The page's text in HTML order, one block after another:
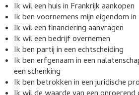
Ik wil een huis in Frankrijk aankopen
Ik ben voornemens mijn eigendom
Ik wil een financiering aanvragen
Ik wil een bedrijf overnemen
Ik ben partij in een echtscheiding
Ik ben erfgenaam in een
een schenking
Ik ben betrokken in een juridische